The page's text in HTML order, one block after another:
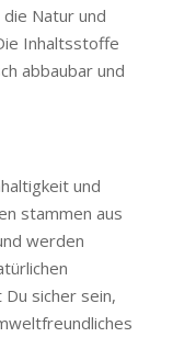
Natur und
Inhaltsstoffe
abbaubar und
und
stammen aus
werden
sicher sein,